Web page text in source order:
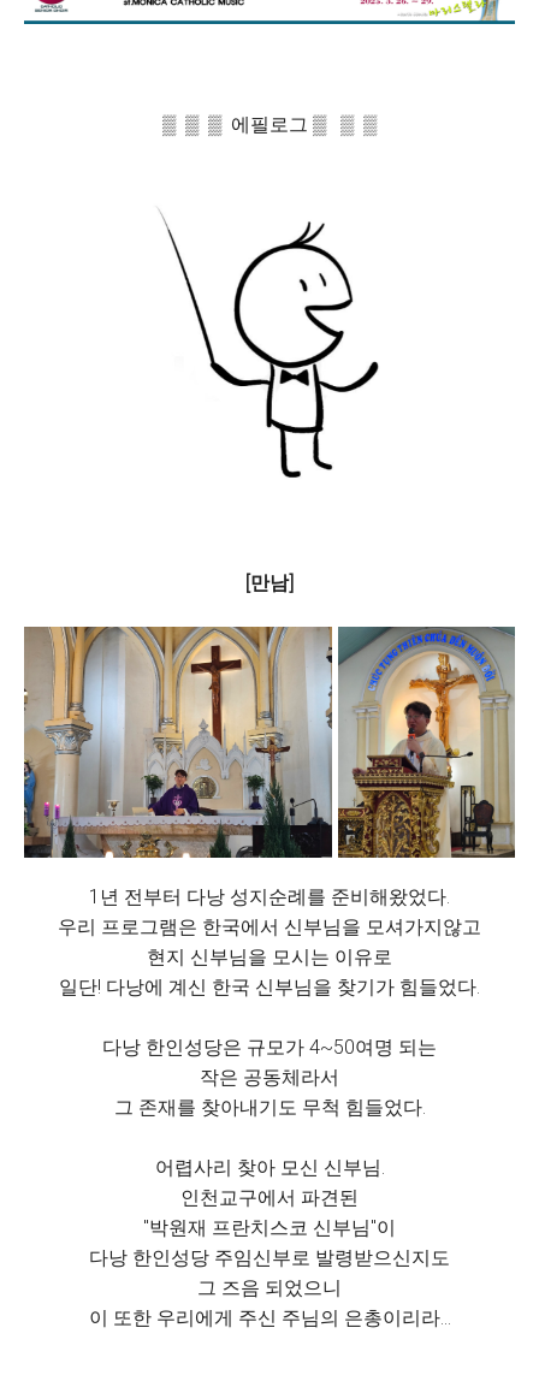
▒ ▒ ▒ 에필로그 ▒ ▒ ▒
[만남]
1년 전부터 다낭 성지순례를 준비해왔었다.
우리 프로그램은 한국에서 신부님을 모셔가지않고
현지 신부님을 모시는 이유로
일단! 다낭에 계신 한국 신부님을 찾기가 힘들었다.
다낭 한인성당은 규모가 4~50여명 되는
작은 공동체라서
그 존재를 찾아내기도 무척 힘들었다.
어렵사리 찾아 모신 신부님.
인천교구에서 파견된
"박원재 프란치스코 신부님"이
다낭 한인성당 주임신부로 발령받으신지도
그 즈음 되었으니
이 또한 우리에게 주신 주님의 은총이리라...